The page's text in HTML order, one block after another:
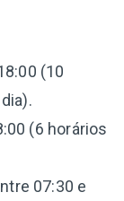
(10
(6 horários
07:30 e